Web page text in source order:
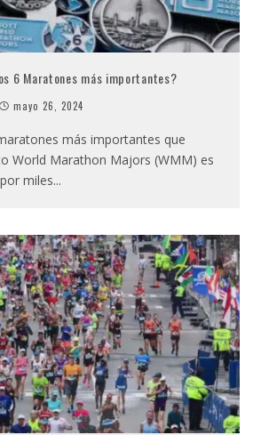
6 Maratones más importantes?
mayo 26, 2024
más importantes que
World Marathon Majors (WMM) es
miles...